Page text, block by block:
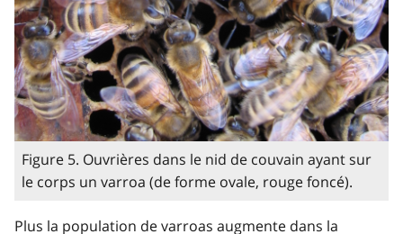
Figure 5. Ouvrières dans le nid de couvain ayant sur
le corps un varroa (de forme ovale, rouge foncé).
Plus la population de varroas augmente dans la